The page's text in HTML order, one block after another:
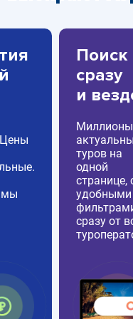
мы
Поиск
сразу
и
Миллионы
туров на
одной
странице,
удобными
сразу от